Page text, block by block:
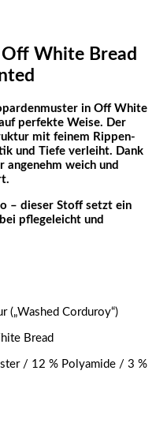
White Bread
in Off White
perfekte Weise. Der
mit feinem Rippen-
und Tiefe verleiht. Dank
angenehm weich und
– dieser Stoff setzt ein
pflegeleicht und
(„Washed Corduroy“)
Bread
/ 12 % Polyamide / 3 %